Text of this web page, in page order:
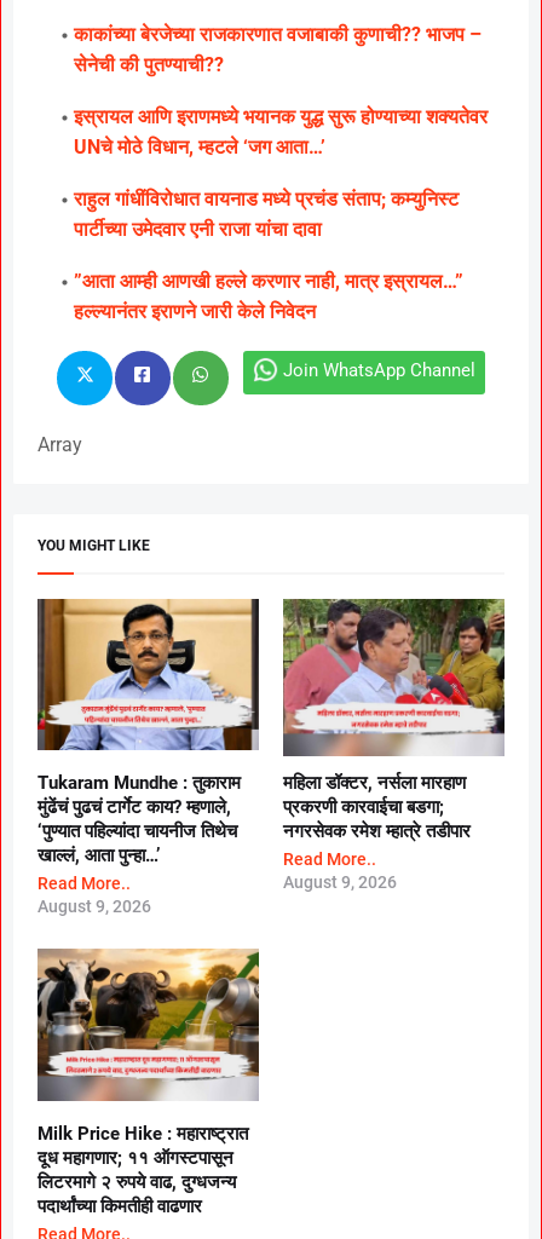
काकांच्या बेरजेच्या राजकारणात वजाबाकी कुणाची?? भाजप –
सेनेची की पुतण्याची??
इस्रायल आणि इराणमध्ये भयानक युद्ध सुरू होण्याच्या शक्यतेवर
UNचे मोठे विधान, म्हटले ‘जग आता…’
राहुल गांधींविरोधात वायनाड मध्ये प्रचंड संताप; कम्युनिस्ट
पार्टीच्या उमेदवार एनी राजा यांचा दावा
”आता आम्ही आणखी हल्ले करणार नाही, मात्र इस्रायल…”
हल्ल्यानंतर इराणने जारी केले निवेदन
Join WhatsApp Channel
Array
YOU MIGHT LIKE
Tukaram Mundhe : तुकाराम
मुंढेंचं पुढचं टार्गेट काय? म्हणाले,
‘पुण्यात पहिल्यांदा चायनीज तिथेच
खाल्लं, आता पुन्हा…’
Read More..
August 9, 2026
महिला डॉक्टर, नर्सला मारहाण
प्रकरणी कारवाईचा बडगा;
नगरसेवक रमेश म्हात्रे तडीपार
Read More..
August 9, 2026
Milk Price Hike : महाराष्ट्रात
दूध महागणार; ११ ऑगस्टपासून
लिटरमागे २ रुपये वाढ, दुग्धजन्य
पदार्थांच्या किमतीही वाढणार
Read More..